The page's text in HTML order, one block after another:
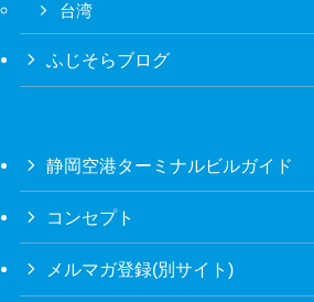
台湾
ふじそらブログ
静岡空港ターミナルビルガイド
コンセプト
メルマガ登録(別サイト)